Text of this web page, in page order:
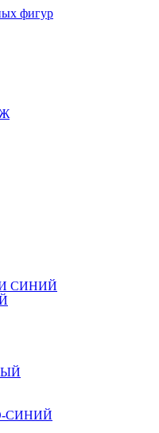
фигур
СИНИЙ
СИНИЙ